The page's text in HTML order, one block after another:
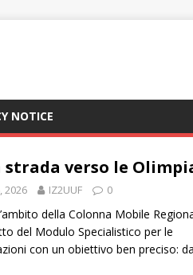
NOTICE
strada verso le
2026 IZ2UUF 0
della Colonna Mobile
del Modulo Specialistico per le
con un obiettivo ben preciso: